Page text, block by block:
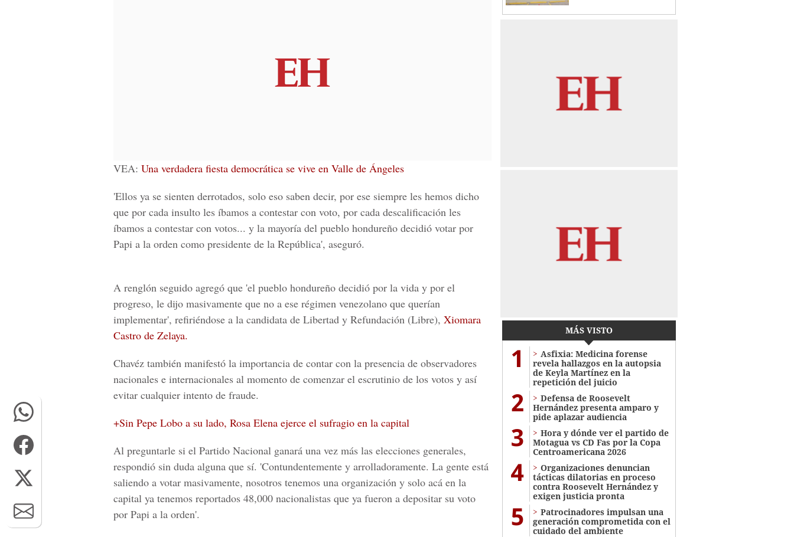
VEA: Una verdadera fiesta democrática se vive en Valle de Ángeles
'Ellos ya se sienten derrotados, solo eso saben decir, por ese siempre les hemos dicho
que por cada insulto les íbamos a contestar con voto, por cada descalificación les
íbamos a contestar con votos... y la mayoría del pueblo hondureño decidió votar por
Papi a la orden como presidente de la República', aseguró.
A renglón seguido agregó que 'el pueblo hondureño decidió por la vida y por el
progreso, le dijo masivamente que no a ese régimen venezolano que querían
implementar', refiriéndose a la candidata de Libertad y Refundación (Libre), Xiomara
Castro de Zelaya.
Chavéz también manifestó la importancia de contar con la presencia de observadores
nacionales e internacionales al momento de comenzar el escrutinio de los votos y así
evitar cualquier intento de fraude.
+Sin Pepe Lobo a su lado, Rosa Elena ejerce el sufragio en la capital
Al preguntarle si el Partido Nacional ganará una vez más las elecciones generales,
respondió sin duda alguna que sí. 'Contundentemente y arrolladoramente. La gente está
saliendo a votar masivamente, nosotros tenemos una organización y solo acá en la
capital ya tenemos reportados 48,000 nacionalistas que ya fueron a depositar su voto
por Papi a la orden'.
MÁS VISTO
1
Asfixia: Medicina forense
revela hallazgos en la autopsia
de Keyla Martínez en la
repetición del juicio
2
Defensa de Roosevelt
Hernández presenta amparo y
pide aplazar audiencia
3
Hora y dónde ver el partido de
Motagua vs CD Fas por la Copa
Centroamericana 2026
4
Organizaciones denuncian
tácticas dilatorias en proceso
contra Roosevelt Hernández y
exigen justicia pronta
5
Patrocinadores impulsan una
generación comprometida con el
cuidado del ambiente